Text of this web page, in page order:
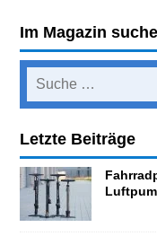
Im Magazin
Letzte Beiträge